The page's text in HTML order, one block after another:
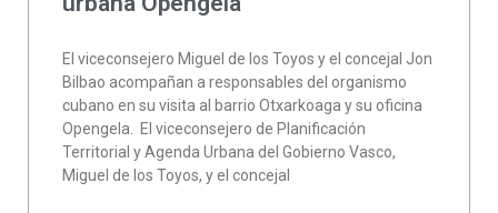
El viceconsejero Miguel de los Toyos y el concejal Jon
Bilbao acompañan a responsables del organismo
cubano en su visita al barrio Otxarkoaga y su oficina
Opengela. El viceconsejero de Planificación
Territorial y Agenda Urbana del Gobierno Vasco,
Miguel de los Toyos, y el concejal